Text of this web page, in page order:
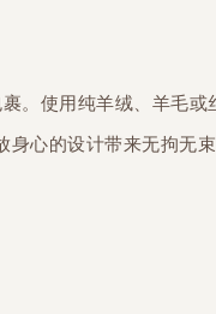
。使用纯羊绒、羊毛或
身心的设计带来无拘无